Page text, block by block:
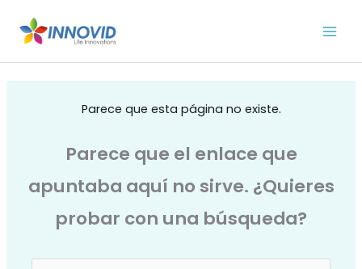
Parece que esta página no existe.
Parece que el enlace que
apuntaba aquí no sirve. ¿Quieres
probar con una búsqueda?